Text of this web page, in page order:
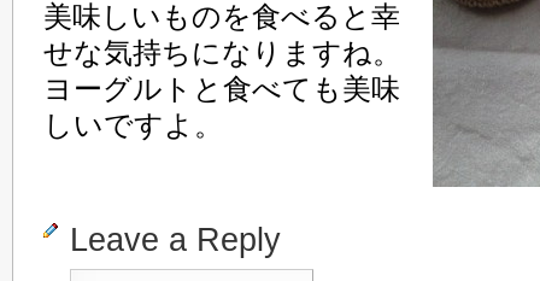
美味しいものを食べると幸
せな気持ちになりますね。
ヨーグルトと食べても美味
しいですよ。
Leave a Reply